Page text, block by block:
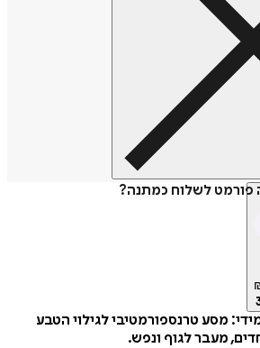
פורמט לשלוח כמתנה?
מסע טרנספורמטיבי לגילוי הטבע
מעבר לגוף ונפש.